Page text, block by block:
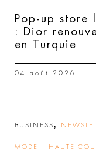
Pop-up
: Dior
en Turquie
04 août 2026
BUSINESS,
MODE – HAUTE